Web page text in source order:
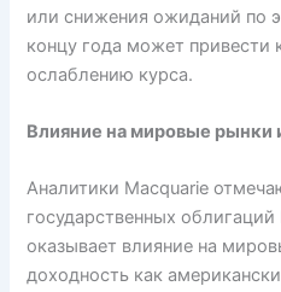
или снижения ожиданий по
концу года может привести
ослаблению курса.
Влияние на мировые рынки
Аналитики Macquarie
государственных
оказывает влияние на
доходность как